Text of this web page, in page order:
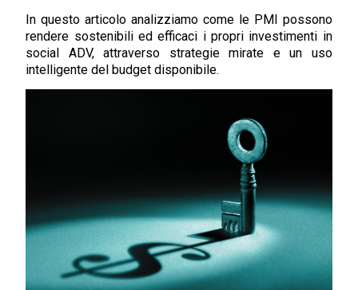
In questo articolo analizziamo come le PMI possono
rendere sostenibili ed efficaci i propri investimenti in
social ADV, attraverso strategie mirate e un uso
intelligente del budget disponibile.